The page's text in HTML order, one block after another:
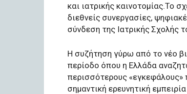
και ιατρικής καινοτομίας.Το
διεθνείς συνεργασίες,
σύνδεση της Ιατρικής Σχολής
Η συζήτηση γύρω από το νέο
περίοδο όπου η Ελλάδα
περισσότερους
σημαντική ερευνητική